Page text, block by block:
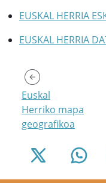
EUSKAL HERRIA
EUSKAL HERRIA
Euskal
Herriko mapa
geografikoa